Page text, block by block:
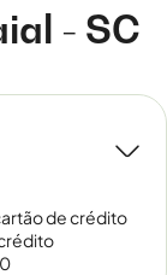
- SC
de crédito